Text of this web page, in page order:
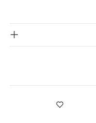
ماماز وباباز
متنوعة من النقشات
قطعة واحدة عضوية بلون
نمر من سيترون